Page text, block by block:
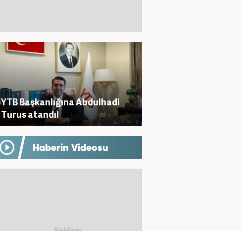
YTB Başkanlığına Abdulhadi
Turus atandı!
Haberin Videosu